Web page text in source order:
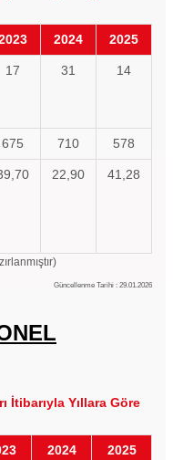
2024 2025
17 31 14
675 710 578
22,90 41,28
Güncellenme Tarihi : 29.01.2026
İtibarıyla Yıllara Göre
2024 2025